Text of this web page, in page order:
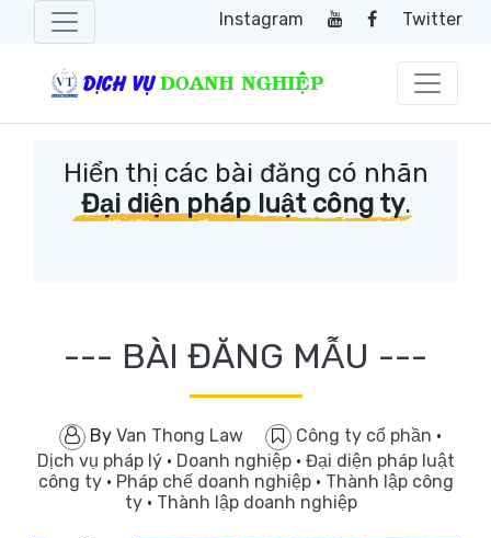
Instagram Twitter
Hiển thị các bài đăng có nhãn
Đại diện pháp luật công ty.
--- BÀI ĐĂNG MẪU ---
By Van Thong Law Công ty cổ phần ·
Dịch vụ pháp lý · Doanh nghiệp · Đại diện pháp luật
công ty · Pháp chế doanh nghiệp · Thành lập công
ty · Thành lập doanh nghiệp